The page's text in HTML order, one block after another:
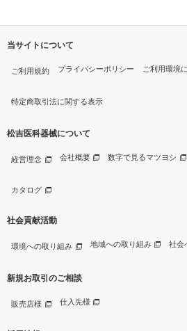
当サイトについて
ご利用規約 プライバシーポリシー ご利用環境
特定商取引法に関する表示
松吉医科器械について
経営理念 会社概要 数字で見るマツヨシ
カタログ
社会貢献活動
環境への取り組み 地域への取り組み 社会
新規お取引のご相談
販売店様 仕入先様